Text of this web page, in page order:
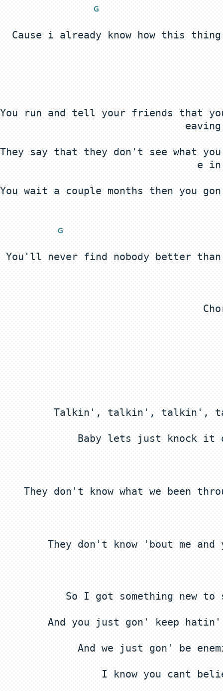
G
You run and tell your friends that
They say that they don't see what you
You wait a couple months then you
G